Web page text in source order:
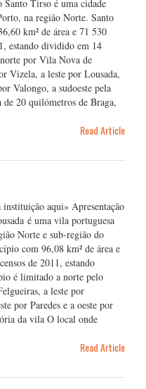
Tirso é uma cidade
na região Norte. Santo
km² de área e 71 530
estando dividido em 14
por Vila Nova de
Vizela, a leste por Lousada,
Valongo, a sudoeste pela
20 quilómetros de Braga,
Read Article
aqui» Apresentação
é uma vila portuguesa
Norte e sub-região do
com 96,08 km² de área e
de 2011, estando
é limitado a norte pelo
a leste por
por Paredes e a oeste por
da vila O local onde
Read Article